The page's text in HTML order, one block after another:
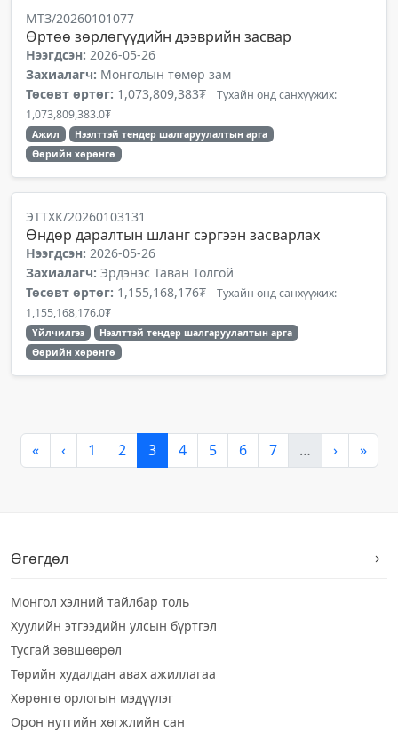
МТЗ/20260101077
Өртөө зөрлөгүүдийн дээврийн засвар
Нээгдсэн: 2026-05-26
Захиалагч: Монголын төмөр зам
Төсөвт өртөг: 1,073,809,383₮ Тухайн онд санхүүжих:
1,073,809,383.0₮
Ажил
Нээлттэй тендер шалгаруулалтын арга
Өөрийн хөрөнгө
ЭТТХК/20260103131
Өндөр даралтын шланг сэргээн засварлах
Нээгдсэн: 2026-05-26
Захиалагч: Эрдэнэс Таван Толгой
Төсөвт өртөг: 1,155,168,176₮ Тухайн онд санхүүжих:
1,155,168,176.0₮
Үйлчилгээ
Нээлттэй тендер шалгаруулалтын арга
Өөрийн хөрөнгө
« ‹ 1 2 3 4 5 6 7 … › »
Өгөгдөл
Монгол хэлний тайлбар толь
Хуулийн этгээдийн улсын бүртгэл
Тусгай зөвшөөрөл
Төрийн худалдан авах ажиллагаа
Хөрөнгө орлогын мэдүүлэг
Орон нутгийн хөгжлийн сан